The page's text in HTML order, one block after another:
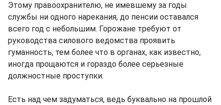
Этому правоохранителю, не имевшему за годы
службы ни одного нарекания, до пенсии оставался
всего год с небольшим. Горожане требуют от
руководства силового ведомства проявить
гуманность, тем более что в органах, как известно,
иногда прощаются и гораздо более серьезные
должностные проступки.
Есть над чем задуматься, ведь буквально на прошлой